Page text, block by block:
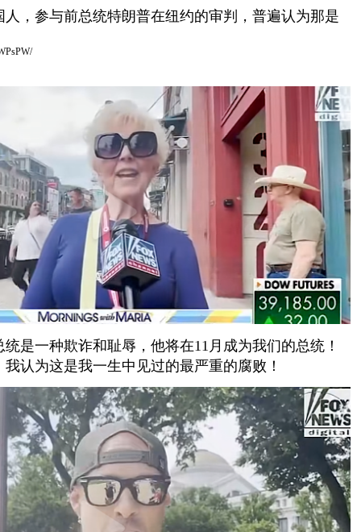
，参与前总统特朗普在纽约的审判，普遍认为那是
是一种欺诈和耻辱，他将在11月成为我们的总统！
认为这是我一生中见过的最严重的腐败！